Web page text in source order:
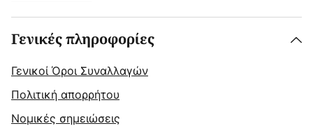
Γενικές πληροφορίες
Γενικοί Όροι Συναλλαγών
Πολιτική απορρήτου
Νομικές σημειώσεις